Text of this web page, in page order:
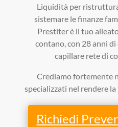
Liquidità per
sistemare le finanze
Prestiter è il tuo
contano, con 28 anni
capillare rete di
Crediamo fortemente
specializzati nel rendere
Richiedi